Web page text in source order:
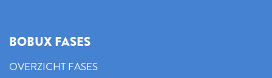
BOBUX FASES
OVERZICHT FASES